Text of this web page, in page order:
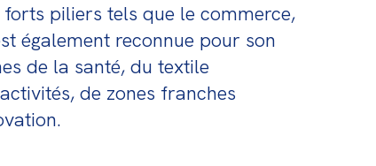
piliers tels que le commerce,
également reconnue pour son
de la santé, du textile
de zones franches